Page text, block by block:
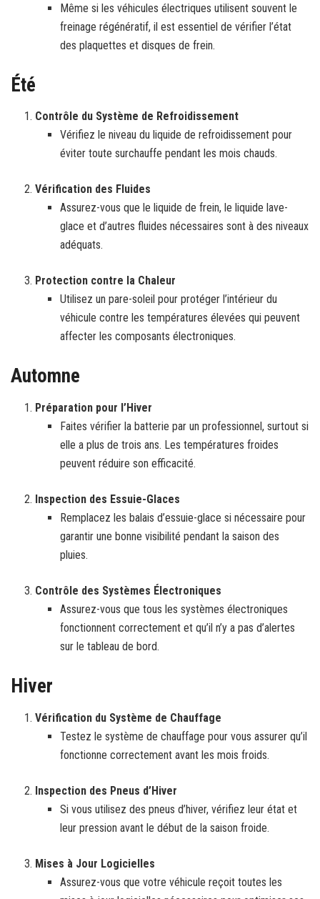
Même si les véhicules électriques utilisent souvent le
freinage régénératif, il est essentiel de vérifier l’état
des plaquettes et disques de frein.
Été
Contrôle du Système de Refroidissement
Vérifiez le niveau du liquide de refroidissement pour
éviter toute surchauffe pendant les mois chauds.
Vérification des Fluides
Assurez-vous que le liquide de frein, le liquide lave-
glace et d’autres fluides nécessaires sont à des niveaux
adéquats.
Protection contre la Chaleur
Utilisez un pare-soleil pour protéger l’intérieur du
véhicule contre les températures élevées qui peuvent
affecter les composants électroniques.
Automne
Préparation pour l’Hiver
Faites vérifier la batterie par un professionnel, surtout si
elle a plus de trois ans. Les températures froides
peuvent réduire son efficacité.
Inspection des Essuie-Glaces
Remplacez les balais d’essuie-glace si nécessaire pour
garantir une bonne visibilité pendant la saison des
pluies.
Contrôle des Systèmes Électroniques
Assurez-vous que tous les systèmes électroniques
fonctionnent correctement et qu’il n’y a pas d’alertes
sur le tableau de bord.
Hiver
Vérification du Système de Chauffage
Testez le système de chauffage pour vous assurer qu’il
fonctionne correctement avant les mois froids.
Inspection des Pneus d’Hiver
Si vous utilisez des pneus d’hiver, vérifiez leur état et
leur pression avant le début de la saison froide.
Mises à Jour Logicielles
Assurez-vous que votre véhicule reçoit toutes les